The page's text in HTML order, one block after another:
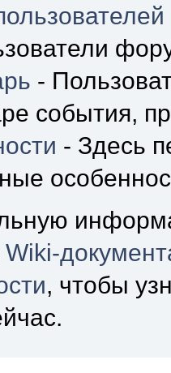
-
события,
- Здесь
Wiki-
, чтобы